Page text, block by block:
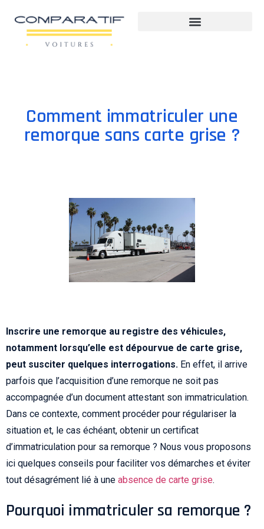
Comment immatriculer une
remorque sans carte grise ?
Inscrire une remorque au registre des véhicules,
notamment lorsqu’elle est dépourvue de carte grise,
peut susciter quelques interrogations. En effet, il arrive
parfois que l’acquisition d’une remorque ne soit pas
accompagnée d’un document attestant son immatriculation.
Dans ce contexte, comment procéder pour régulariser la
situation et, le cas échéant, obtenir un certificat
d’immatriculation pour sa remorque ? Nous vous proposons
ici quelques conseils pour faciliter vos démarches et éviter
tout désagrément lié à une absence de carte grise.
Pourquoi immatriculer sa remorque ?